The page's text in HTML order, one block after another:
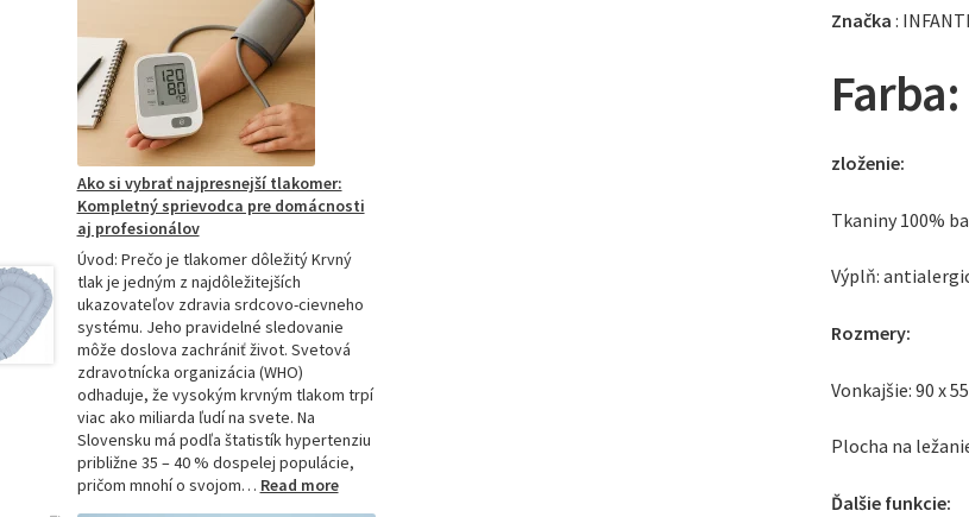
Značka :
Farba:
zloženie:
Tkaniny 100%
Výplň:
Rozmery:
Vonkajšie: 90 x
Plocha na
Ďalšie funkcie:
prečo
je
hitom
na
Slovensku?
Ako si vybrať najpresnejší tlakomer:
Kompletný sprievodca pre domácnosti
aj profesionálov
Úvod: Prečo je tlakomer dôležitý Krvný
tlak je jedným z najdôležitejších
ukazovateľov zdravia srdcovo-cievneho
systému. Jeho pravidelné sledovanie
môže doslova zachrániť život. Svetová
zdravotnícka organizácia (WHO)
odhaduje, že vysokým krvným tlakom trpí
viac ako miliarda ľudí na svete. Na
Slovensku má podľa štatistík hypertenziu
približne 35 – 40 % dospelej populácie,
pričom mnohí o svojom… Read more: